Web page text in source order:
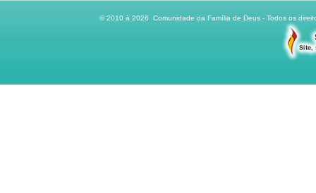
© 2010 à 2026 Comunidade da Família de Deus - Todos os